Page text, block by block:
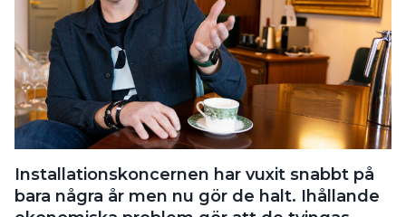
Installationskoncernen har vuxit snabbt på
bara några år men nu gör de halt. Ihållande